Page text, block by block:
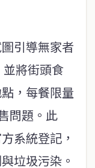
引導無家者
將街頭食
，每餐限量
問題。此
系統登記，
垃圾污染。